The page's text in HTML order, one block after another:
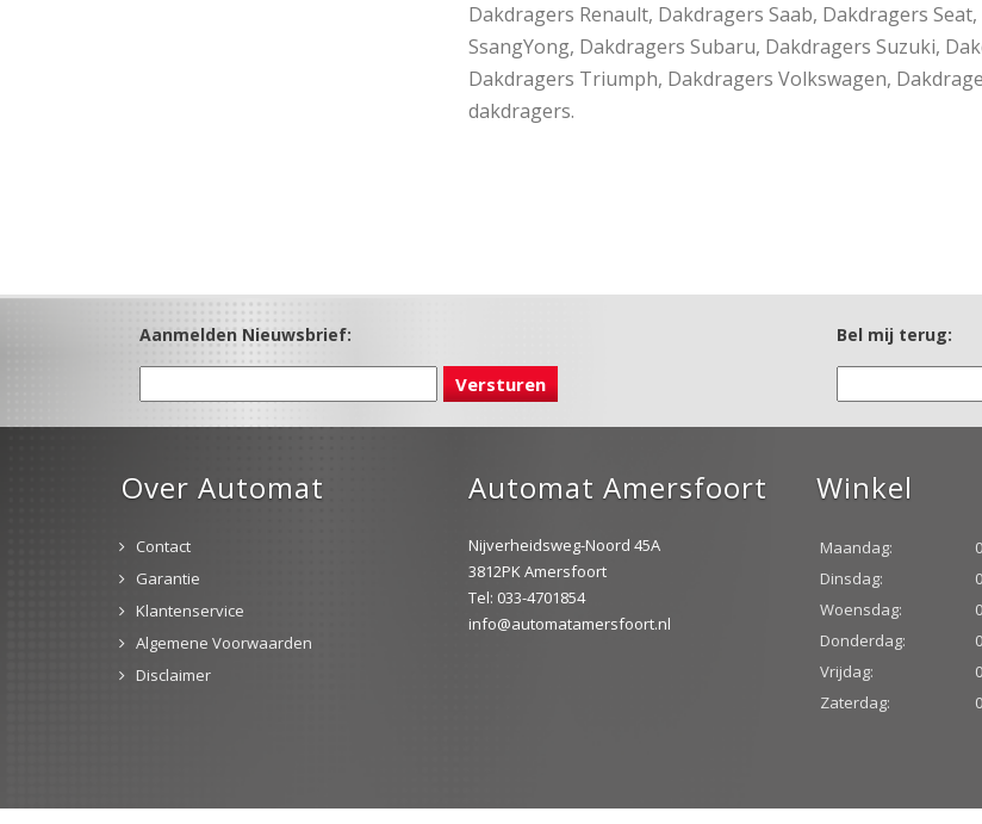
Dakdragers Renault, Dakdragers Saab, Dakdragers
SsangYong, Dakdragers Subaru, Dakdragers Suzuki,
Dakdragers Triumph, Dakdragers Volkswagen,
dakdragers.
Aanmelden Nieuwsbrief: Bel mij terug:
Over Automat
Contact
Garantie
Klantenservice
Algemene Voorwaarden
Disclaimer
Automat Amersfoort
Nijverheidsweg-Noord 45A
3812PK Amersfoort
Tel: 033-4701854
info@automatamersfoort.nl
Winkel
Maandag:
Dinsdag:
Woensdag:
Donderdag:
Vrijdag:
Zaterdag: